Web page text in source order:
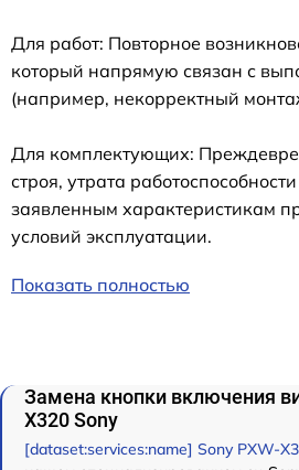
Для работ: Повторное
который напрямую связан с
(например, некорректный
Для комплектующих:
строя, утрата
заявленным характеристикам
условий эксплуатации.
Показать полностью
Замена кнопки включения
X320 Sony
[dataset:services:name] Sony PXW-